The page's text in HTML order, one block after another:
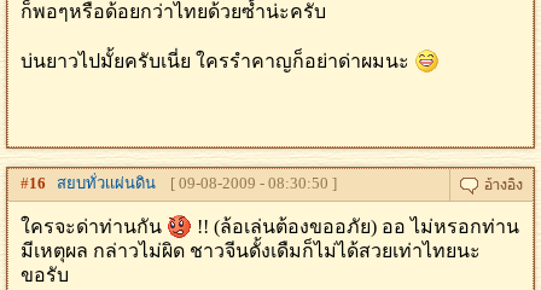
ก็พอๆหรือด้อยกว่าไทยด้วยซ้ำน่ะครับ
บ่นยาวไปมั้ยครับเนี่ย ใครรำคาญก็อย่าด่าผมนะ
#16 สยบทั่วเเผ่นดิน [ 09-08-2009 - 08:30:50 ]
ใครจะด่าท่านกัน
!! (ล้อเล่นต้องขออภัย) ออ ไม่หรอกท่าน
มีเหตุผล กล่าวไม่ผิด ชาวจีนดั้งเดืมก็ไม่ได้สวยเท่าไทยนะ
ขอรับ